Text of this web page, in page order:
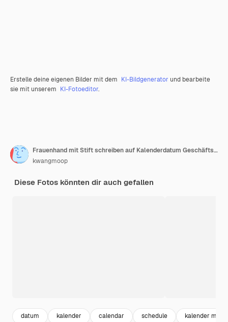
Erstelle deine eigenen Bilder mit dem KI-Bildgenerator und bearbeite
sie mit unserem KI-Fotoeditor.
Frauenhand mit Stift schreiben auf Kalenderdatum Geschäftsplanung Termin Meeting Konzept
kwangmoop
Diese Fotos könnten dir auch gefallen
datum kalender calendar schedule kalender